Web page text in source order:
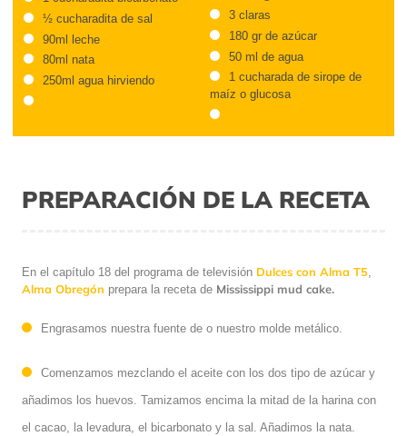
½ cucharadita de sal
90ml leche
80ml nata
250ml agua hirviendo
3 claras
180 gr de azúcar
50 ml de agua
1 cucharada de sirope de
maíz o glucosa
PREPARACIÓN DE LA RECETA
En el capítulo 18 del programa de televisión Dulces con Alma T5,
Alma Obregón prepara la receta de Mississippi mud cake.
Engrasamos nuestra fuente de o nuestro molde metálico.
Comenzamos mezclando el aceite con los dos tipo de azúcar y
añadimos los huevos. Tamizamos encima la mitad de la harina con
el cacao, la levadura, el bicarbonato y la sal. Añadimos la nata.